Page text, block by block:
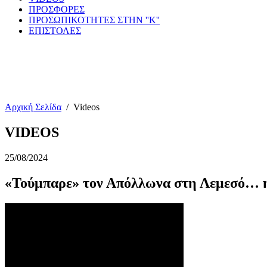
ΠΡΟΣΦΟΡΕΣ
ΠΡΟΣΩΠΙΚΟΤΗΤΕΣ ΣΤΗΝ ''Κ''
ΕΠΙΣΤΟΛΕΣ
Αρχική Σελίδα / Videos
VIDEOS
25/08/2024
«Τούμπαρε» τον Απόλλωνα στη